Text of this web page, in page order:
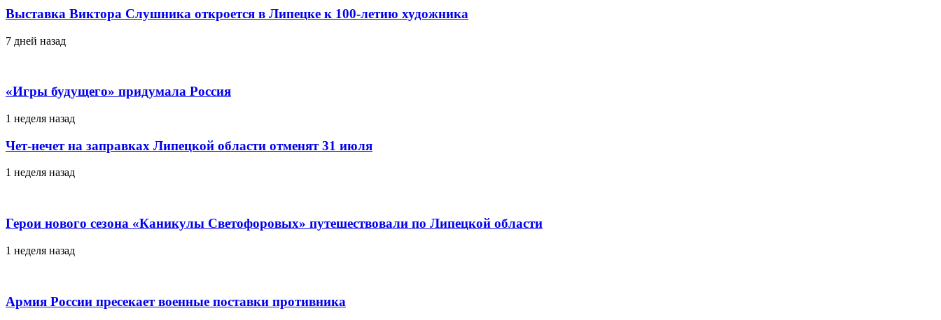
Выставка Виктора Слушника откроется в Липецке к 100-летию художника
7 дней назад
«Игры будущего» придумала Россия
1 неделя назад
Чет-нечет на заправках Липецкой области отменят 31 июля
1 неделя назад
Герои нового сезона «Каникулы Светофоровых» путешествовали по Липецкой области
1 неделя назад
Армия России пресекает военные поставки противника